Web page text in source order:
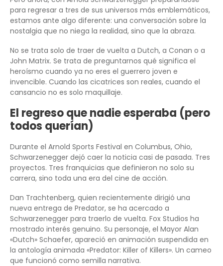
para regresar a tres de sus universos más emblemáticos,
estamos ante algo diferente: una conversación sobre la
nostalgia que no niega la realidad, sino que la abraza.
No se trata solo de traer de vuelta a Dutch, a Conan o a
John Matrix. Se trata de preguntarnos qué significa el
heroísmo cuando ya no eres el guerrero joven e
invencible. Cuando las cicatrices son reales, cuando el
cansancio no es solo maquillaje.
El regreso que nadie esperaba (pero
todos querían)
Durante el Arnold Sports Festival en Columbus, Ohio,
Schwarzenegger dejó caer la noticia casi de pasada. Tres
proyectos. Tres franquicias que definieron no solo su
carrera, sino toda una era del cine de acción.
Dan Trachtenberg, quien recientemente dirigió una
nueva entrega de Predator, se ha acercado a
Schwarzenegger para traerlo de vuelta. Fox Studios ha
mostrado interés genuino. Su personaje, el Mayor Alan
«Dutch» Schaefer, apareció en animación suspendida en
la antología animada «Predator: Killer of Killers». Un cameo
que funcionó como semilla narrativa.